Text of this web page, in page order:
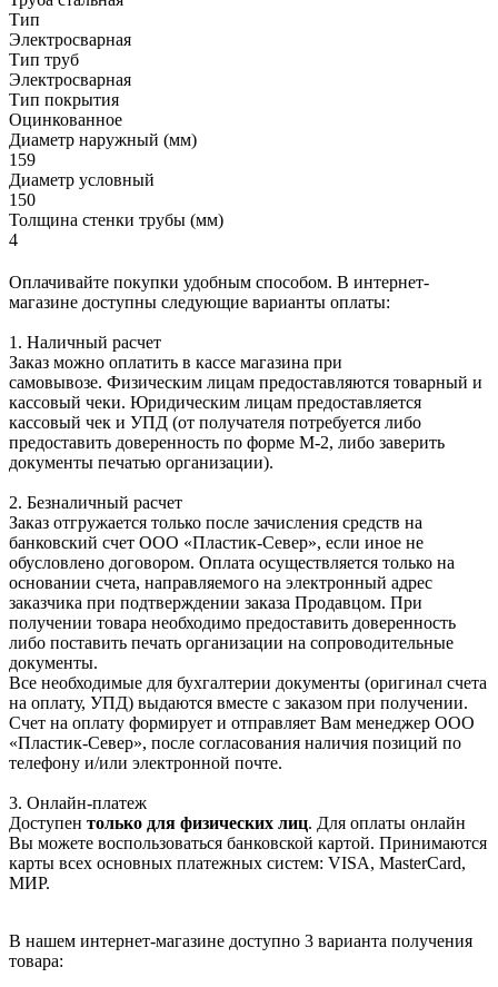
Тип
Электросварная
Тип труб
Электросварная
Тип покрытия
Оцинкованное
Диаметр наружный (мм)
159
Диаметр условный
150
Толщина стенки трубы (мм)
4
Оплачивайте покупки удобным способом. В интернет-
магазине доступны следующие варианты оплаты:
1. Наличный расчет
Заказ можно оплатить в кассе магазина при
самовывозе. Физическим лицам предоставляются товарный и
кассовый чеки. Юридическим лицам предоставляется
кассовый чек и УПД (от получателя потребуется либо
предоставить доверенность по форме М-2, либо заверить
документы печатью организации).
2. Безналичный расчет
Заказ отгружается только после зачисления средств на
банковский счет ООО «Пластик-Север», если иное не
обусловлено договором. Оплата осуществляется только на
основании счета, направляемого на электронный адрес
заказчика при подтверждении заказа Продавцом. При
получении товара необходимо предоставить доверенность
либо поставить печать организации на сопроводительные
документы.
Все необходимые для бухгалтерии документы (оригинал счета
на оплату, УПД) выдаются вместе с заказом при получении.
Счет на оплату формирует и отправляет Вам менеджер ООО
«Пластик-Север», после согласования наличия позиций по
телефону и/или электронной почте.
3. Онлайн-платеж
Доступен только для физических лиц. Для оплаты онлайн
Вы можете воспользоваться банковской картой. Принимаются
карты всех основных платежных систем: VISA, MasterCard,
МИР.
В нашем интернет-магазине доступно 3 варианта получения
товара: